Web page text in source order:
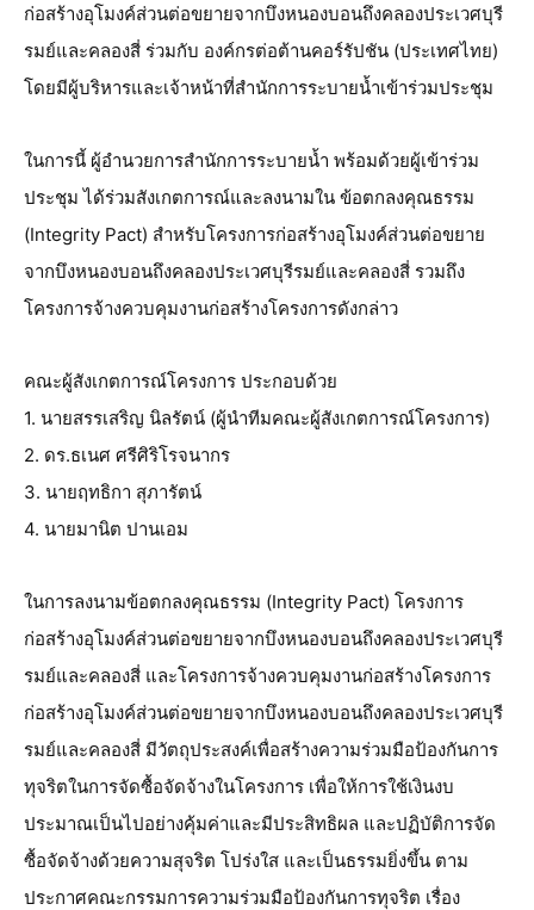
ก่อสร้างอุโมงค์ส่วนต่อขยายจากบึงหนองบอนถึงคลองประเวศบุรี
รมย์และคลองสี่ ร่วมกับ องค์กรต่อต้านคอร์รัปชัน (ประเทศไทย)
โดยมีผู้บริหารและเจ้าหน้าที่สำนักการระบายน้ำเข้าร่วมประชุม
ในการนี้ ผู้อำนวยการสำนักการระบายน้ำ พร้อมด้วยผู้เข้าร่วม
ประชุม ได้ร่วมสังเกตการณ์และลงนามใน ข้อตกลงคุณธรรม
(Integrity Pact) สำหรับโครงการก่อสร้างอุโมงค์ส่วนต่อขยาย
จากบึงหนองบอนถึงคลองประเวศบุรีรมย์และคลองสี่ รวมถึง
โครงการจ้างควบคุมงานก่อสร้างโครงการดังกล่าว
คณะผู้สังเกตการณ์โครงการ ประกอบด้วย
1. นายสรรเสริญ นิลรัตน์ (ผู้นำทีมคณะผู้สังเกตการณ์โครงการ)
2. ดร.ธเนศ ศรีศิริโรจนากร
3. นายฤทธิกา สุภารัตน์
4. นายมานิต ปานเอม
ในการลงนามข้อตกลงคุณธรรม (Integrity Pact) โครงการ
ก่อสร้างอุโมงค์ส่วนต่อขยายจากบึงหนองบอนถึงคลองประเวศบุรี
รมย์และคลองสี่ และโครงการจ้างควบคุมงานก่อสร้างโครงการ
ก่อสร้างอุโมงค์ส่วนต่อขยายจากบึงหนองบอนถึงคลองประเวศบุรี
รมย์และคลองสี่ มีวัตถุประสงค์เพื่อสร้างความร่วมมือป้องกันการ
ทุจริตในการจัดซื้อจัดจ้างในโครงการ เพื่อให้การใช้เงินงบ
ประมาณเป็นไปอย่างคุ้มค่าและมีประสิทธิผล และปฏิบัติการจัด
ซื้อจัดจ้างด้วยความสุจริต โปร่งใส และเป็นธรรมยิ่งขึ้น ตาม
ประกาศคณะกรรมการความร่วมมือป้องกันการทุจริต เรื่อง